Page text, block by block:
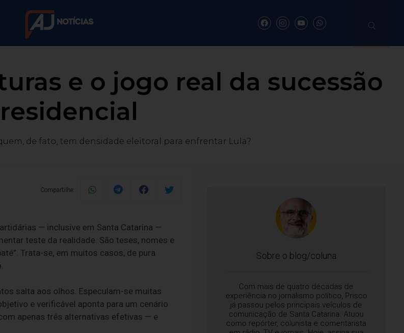
e o jogo real da sucessão
de fato, tem densidade eleitoral para enfrentar Lula?
Compartilhe:
— inclusive em Santa Catarina —
teste da realidade. São teses, nomes e
Trata-se, em muitos casos, de pura
salta aos olhos. Especulam-se muitas
e verificável aponta para um cenário
apenas três alternativas efetivas — e
Sobre o blog/coluna
Com mais de quatro décadas de
experiência no jornalismo político, Prisco
já passou pelos principais veículos de
comunicação de Santa Catarina. Atuou
como repórter, colunista e comentarista